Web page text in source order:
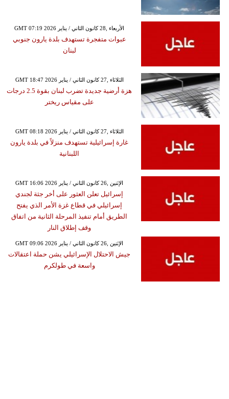
GMT 07:19 2026 الأربعاء ,28 كانون الثاني / يناير
عبوات متفجرة تستهدف بلدة يارون جنوبي
لبنان
GMT 18:47 2026 الثلاثاء ,27 كانون الثاني / يناير
هزة أرضية جديدة تضرب لبنان بقوة 2.5 درجات
على مقياس ريختر
GMT 08:18 2026 الثلاثاء ,27 كانون الثاني / يناير
غارة إسرائيلية تستهدف منزلاً في بلدة يارون
اللبنانية
GMT 16:06 2026 الإثنين ,26 كانون الثاني / يناير
إسرائيل تعلن العثور على أخر جثة لجندي
إسرائيلي في قطاع غزة الأمر الذي يفتح
الطريق أمام تنفيذ المرحلة الثانية من اتفاق
وقف إطلاق النار
GMT 09:06 2026 الإثنين ,26 كانون الثاني / يناير
جيش الاحتلال الإسرائيلي يشن حملة اعتقالات
واسعة في طولكرم